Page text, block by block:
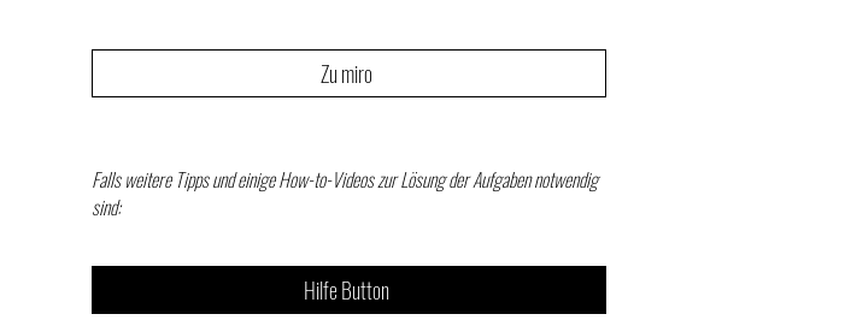
Zu miro
Falls weitere Tipps und einige How-to-Videos zur Lösung der Aufgaben notwendig
sind:
Hilfe Button